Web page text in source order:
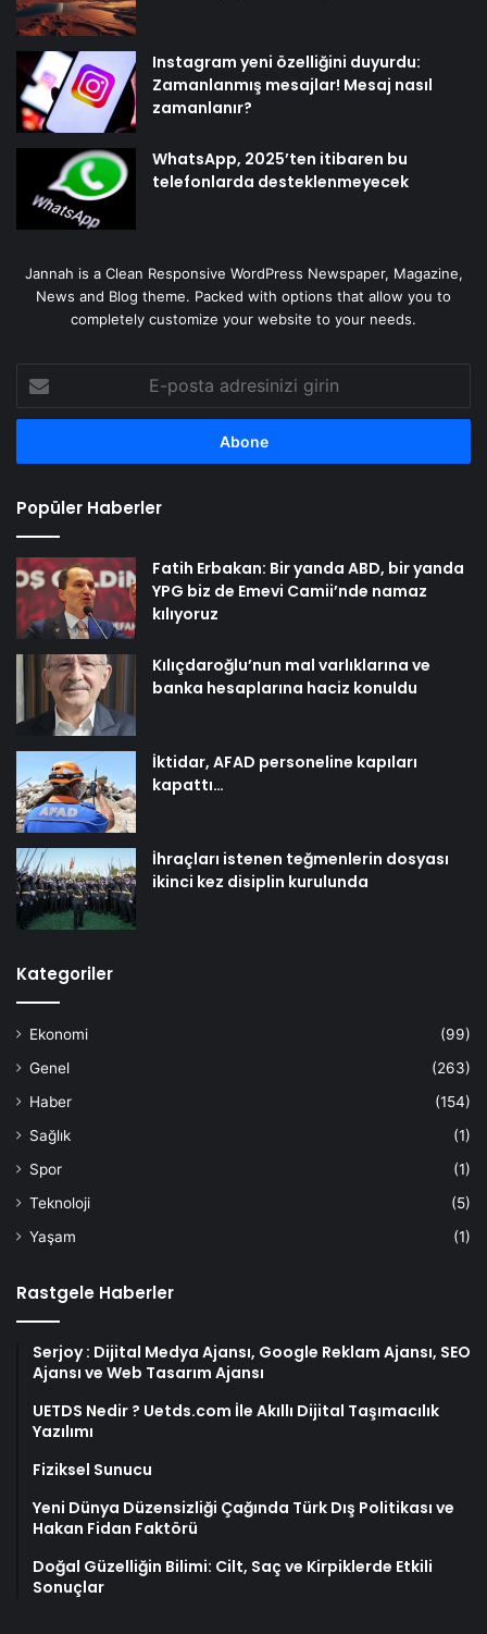
Instagram yeni özelliğini duyurdu:
Zamanlanmış mesajlar! Mesaj nasıl
zamanlanır?
WhatsApp, 2025’ten itibaren bu
telefonlarda desteklenmeyecek
Jannah is a Clean Responsive WordPress Newspaper, Magazine,
News and Blog theme. Packed with options that allow you to
completely customize your website to your needs.
posta
adresinizi
Popüler Haberler
Fatih Erbakan: Bir yanda ABD, bir yanda
YPG biz de Emevi Camii’nde namaz
kılıyoruz
Kılıçdaroğlu’nun mal varlıklarına ve
banka hesaplarına haciz konuldu
İktidar, AFAD personeline kapıları
kapattı…
İhraçları istenen teğmenlerin dosyası
ikinci kez disiplin kurulunda
Kategoriler
Ekonomi
(99)
Genel
(263)
Haber
(154)
Sağlık
(1)
Spor
(1)
Teknoloji
(5)
Yaşam
(1)
Rastgele Haberler
Serjoy : Dijital Medya Ajansı, Google Reklam Ajansı, SEO
Ajansı ve Web Tasarım Ajansı
UETDS Nedir ? Uetds.com İle Akıllı Dijital Taşımacılık
Yazılımı
Fiziksel Sunucu
Yeni Dünya Düzensizliği Çağında Türk Dış Politikası ve
Hakan Fidan Faktörü
Doğal Güzelliğin Bilimi: Cilt, Saç ve Kirpiklerde Etkili
Sonuçlar